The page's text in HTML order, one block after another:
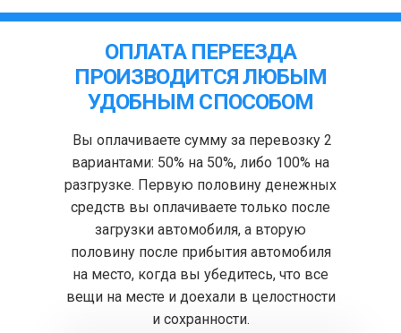
ОПЛАТА ПЕРЕЕЗДА
ПРОИЗВОДИТСЯ ЛЮБЫМ
УДОБНЫМ СПОСОБОМ
Вы оплачиваете сумму за перевозку 2
вариантами: 50% на 50%, либо 100% на
разгрузке. Первую половину денежных
средств вы оплачиваете только после
загрузки автомобиля, а вторую
половину после прибытия автомобиля
на место, когда вы убедитесь, что все
вещи на месте и доехали в целостности
и сохранности.